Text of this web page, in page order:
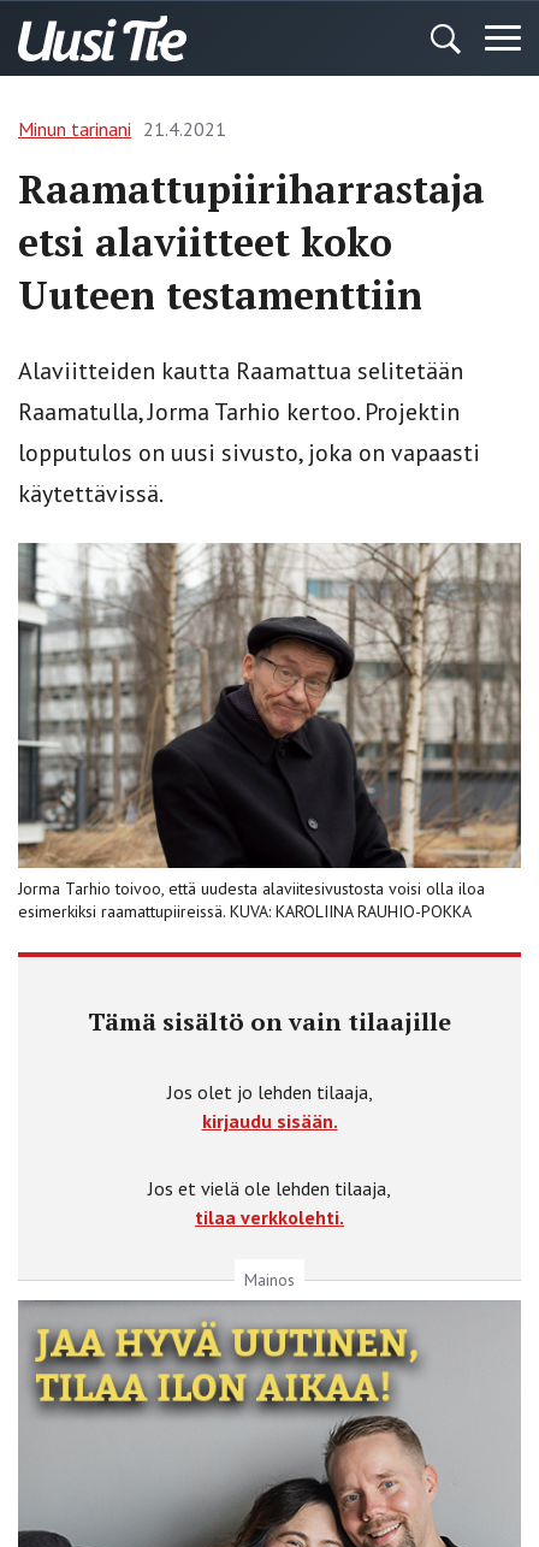
Minun tarinani 21.4.2021
Raamattupiiriharrastaja
etsi alaviitteet koko
Uuteen testamenttiin
Alaviitteiden kautta Raamattua selitetään
Raamatulla, Jorma Tarhio kertoo. Projektin
lopputulos on uusi sivusto, joka on vapaasti
käytettävissä.
Jorma Tarhio toivoo, että uudesta alaviitesivustosta voisi olla iloa
esimerkiksi raamattupiireissä. KUVA: KAROLIINA RAUHIO-POKKA
Tämä sisältö on vain tilaajille
Jos olet jo lehden tilaaja,
kirjaudu sisään.
Jos et vielä ole lehden tilaaja,
tilaa verkkolehti.
Mainos